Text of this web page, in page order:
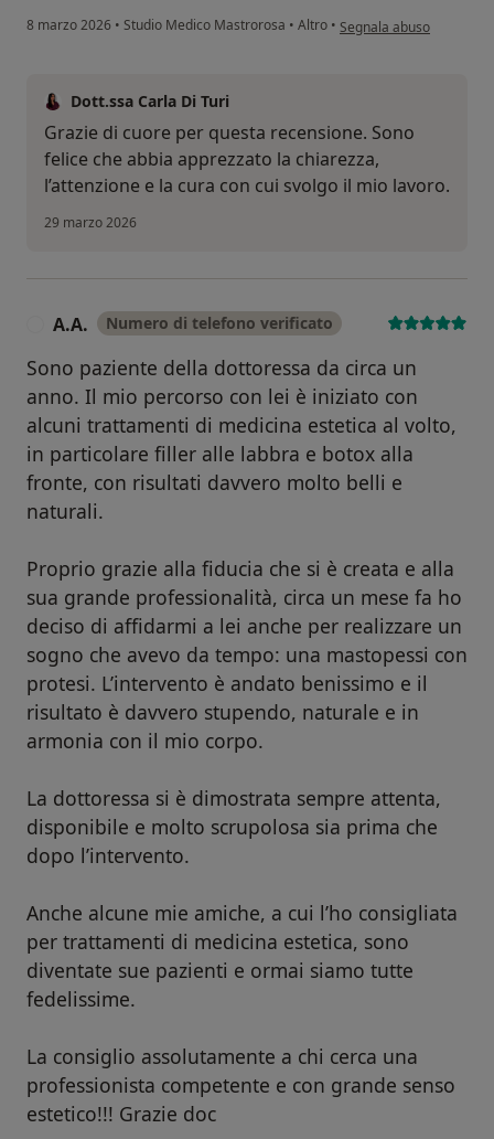
8 marzo 2026 • Studio Medico Mastrorosa • Altro • secondo l'opinione
Segnala abuso
Dott.ssa Carla Di Turi
Grazie di cuore per questa recensione. Sono
felice che abbia apprezzato la chiarezza,
l’attenzione e la cura con cui svolgo il mio lavoro.
29 marzo 2026
A.A. Numero di telefono verificato
Sono paziente della dottoressa da circa un
anno. Il mio percorso con lei è iniziato con
alcuni trattamenti di medicina estetica al volto,
in particolare filler alle labbra e botox alla
fronte, con risultati davvero molto belli e
naturali.
Proprio grazie alla fiducia che si è creata e alla
sua grande professionalità, circa un mese fa ho
deciso di affidarmi a lei anche per realizzare un
sogno che avevo da tempo: una mastopessi con
protesi. L’intervento è andato benissimo e il
risultato è davvero stupendo, naturale e in
armonia con il mio corpo.
La dottoressa si è dimostrata sempre attenta,
disponibile e molto scrupolosa sia prima che
dopo l’intervento.
Anche alcune mie amiche, a cui l’ho consigliata
per trattamenti di medicina estetica, sono
diventate sue pazienti e ormai siamo tutte
fedelissime.
La consiglio assolutamente a chi cerca una
professionista competente e con grande senso
estetico!!! Grazie doc